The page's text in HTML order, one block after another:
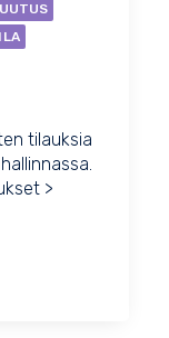
tilauksia
>